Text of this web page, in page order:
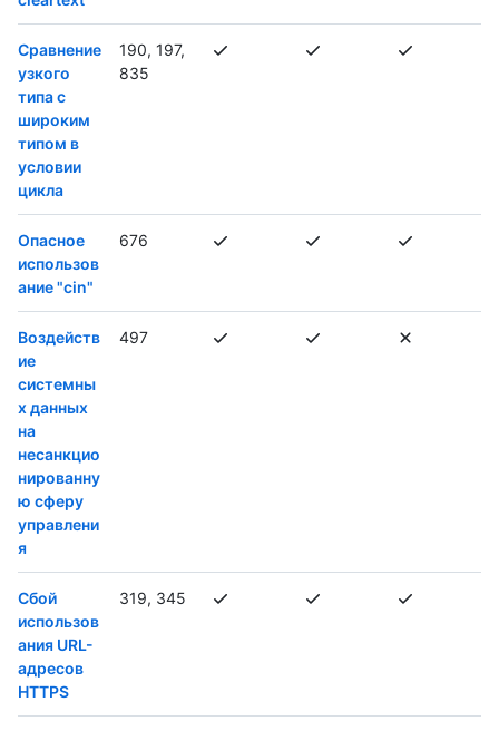
Сравнение
узкого
типа с
широким
типом в
условии
цикла
190, 197,
835
Опасное
использов
ание "cin"
676
Воздейств
ие
системны
х данных
на
несанкцио
нированну
ю сферу
управлени
я
497
Сбой
использов
ания URL-
адресов
HTTPS
319, 345